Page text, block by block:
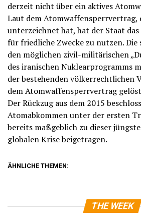
derzeit nicht über ein aktives
Laut dem Atomwaffensperrvertrag,
unterzeichnet hat, hat der Staat
für friedliche Zwecke zu nutzen.
den möglichen zivil-militärischen
des iranischen Nuklearprogramms
der bestehenden völkerrechtlichen
dem Atomwaffensperrvertrag
Der Rückzug aus dem 2015
Atomabkommen unter der ersten
bereits maßgeblich zu dieser
globalen Krise beigetragen.
ÄHNLICHE THEMEN:
THE WEEK